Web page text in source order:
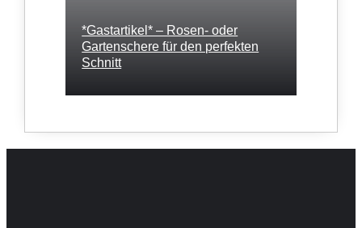
*Gastartikel* – Rosen- oder
Gartenschere für den perfekten
Schnitt